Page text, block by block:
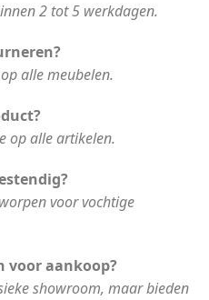
2 tot 5 werkdagen.
alle meubelen.
op alle artikelen.
voor vochtige
voor aankoop?
showroom, maar bieden